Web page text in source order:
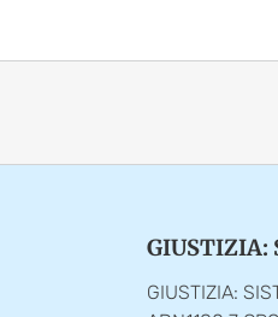
GIUSTIZIA:
GIUSTIZIA: